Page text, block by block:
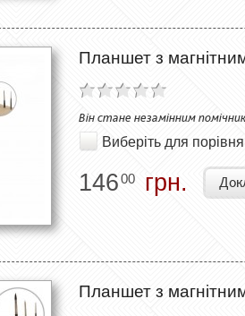
Планшет з
Він стане незамінним
Виберіть для
14600 грн.
Планшет з